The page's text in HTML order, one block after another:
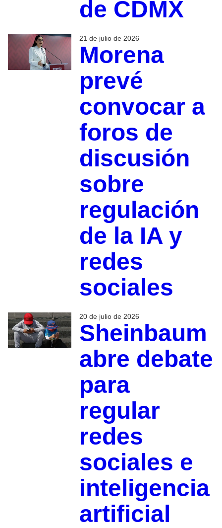
de CDMX
21 de julio de 2026
Morena
prevé
convocar a
foros de
discusión
sobre
regulación
de la IA y
redes
sociales
20 de julio de 2026
Sheinbaum
abre debate
para
regular
redes
sociales e
inteligencia
artificial